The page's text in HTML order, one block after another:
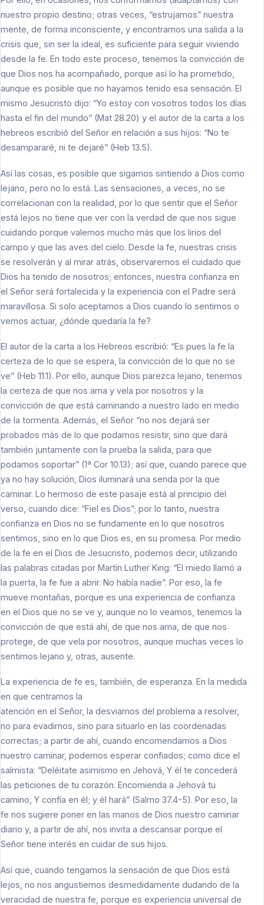
nuestro propio destino; otras veces, “estrujamos” nuestra
mente, de forma inconsciente, y encontramos una salida a la
crisis que, sin ser la ideal, es suficiente para seguir viviendo
desde la fe. En todo este proceso, tenemos la convicción de
que Dios nos ha acompañado, porque así lo ha prometido,
aunque es posible que no hayamos tenido esa sensación. El
mismo Jesucristo dijo: “Yo estoy con vosotros todos los días
hasta el fin del mundo” (Mat 28.20) y el autor de la carta a los
hebreos escribió del Señor en relación a sus hijos: “No te
desampararé, ni te dejaré” (Heb 13.5).
Así las cosas, es posible que sigamos sintiendo a Dios como
lejano, pero no lo está. Las sensaciones, a veces, no se
correlacionan con la realidad, por lo que sentir que el Señor
está lejos no tiene que ver con la verdad de que nos sigue
cuidando porque valemos mucho más que los lirios del
campo y que las aves del cielo. Desde la fe, nuestras crisis
se resolverán y al mirar atrás, observaremos el cuidado que
Dios ha tenido de nosotros; entonces, nuestra confianza en
el Señor será fortalecida y la experiencia con el Padre será
maravillosa. Si solo aceptamos a Dios cuando lo sentimos o
vemos actuar, ¿dónde quedaría la fe?
El autor de la carta a los Hebreos escribió: “Es pues la fe la
certeza de lo que se espera, la convicción de lo que no se
ve” (Heb 11.1). Por ello, aunque Dios parezca lejano, tenemos
la certeza de que nos ama y vela por nosotros y la
convicción de que está caminando a nuestro lado en medio
de la tormenta. Además, el Señor “no nos dejará ser
probados más de lo que podamos resistir, sino que dará
también juntamente con la prueba la salida, para que
podamos soportar” (1ª Cor 10.13); así que, cuando parece que
ya no hay solución, Dios iluminará una senda por la que
caminar. Lo hermoso de este pasaje está al principio del
verso, cuando dice: “Fiel es Dios”; por lo tanto, nuestra
confianza en Dios no se fundamente en lo que nosotros
sentimos, sino en lo que Dios es, en su promesa. Por medio
de la fe en el Dios de Jesucristo, podemos decir, utilizando
las palabras citadas por Martin Luther King: “El miedo llamó a
la puerta, la fe fue a abrir. No había nadie”. Por eso, la fe
mueve montañas, porque es una experiencia de confianza
en el Dios que no se ve y, aunque no lo veamos, tenemos la
convicción de que está ahí, de que nos ama, de que nos
protege, de que vela por nosotros, aunque muchas veces lo
sentimos lejano y, otras, ausente.
La experiencia de fe es, también, de esperanza. En la medida
en que centramos la
atención en el Señor, la desviamos del problema a resolver,
no para evadirnos, sino para situarlo en las coordenadas
correctas; a partir de ahí, cuando encomendamos a Dios
nuestro caminar, podemos esperar confiados; como dice el
salmista: “Deléitate asimismo en Jehová, Y él te concederá
las peticiones de tu corazón. Encomienda a Jehová tu
camino, Y confía en él; y él hará” (Salmo 37.4-5). Por eso, la
fe nos sugiere poner en las manos de Dios nuestro caminar
diario y, a partir de ahí, nos invita a descansar porque el
Señor tiene interés en cuidar de sus hijos.
Así que, cuando tengamos la sensación de que Dios está
lejos, no nos angustiemos desmedidamente dudando de la
veracidad de nuestra fe, porque es experiencia universal de